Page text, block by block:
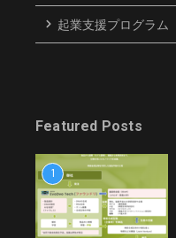
起業支援プログラム
Featured Posts
1